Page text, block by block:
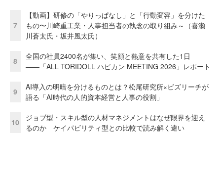
7
【動画】研修の「やりっぱなし」と「行動変容」を分けた
もの〜川崎重工業・人事担当者の執念の取り組み～（喜瀬
川蒼太氏・坂井風太氏）
8
全国の社員2400名が集い、笑顔と熱意を共有した1日
――「ALL TORIDOLL ハピカン MEETING 2026」レポート
9
AI導入の明暗を分けるものとは？松尾研究所×ビズリーチが
語る「AI時代の人的資本経営と人事の役割」
10
ジョブ型・スキル型の人材マネジメントはなぜ限界を迎え
るのか ケイパビリティ型との比較で読み解く違い